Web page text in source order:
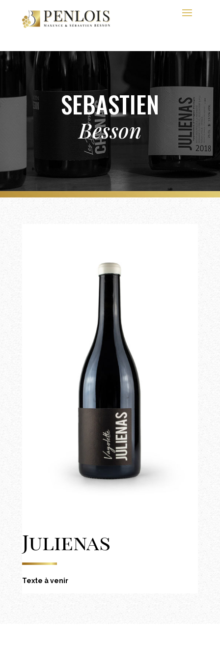
SEBASTIEN
Besson
Julienas
Texte à venir